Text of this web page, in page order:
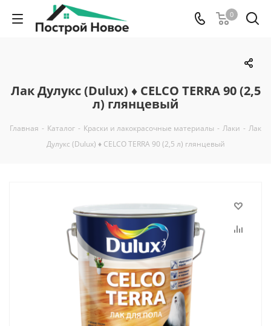
0
Лак Дулукс (Dulux) ♦ CELCO TERRA 90 (2,5
л) глянцевый
Главная - Каталог - Краски и лакокрасочные материалы - Лаки - Лак
Дулукс (Dulux) ♦ CELCO TERRA 90 (2,5 л) глянцевый